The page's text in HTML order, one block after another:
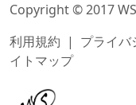
Copyright © 2017
利用規約 | プライバ
イトマップ